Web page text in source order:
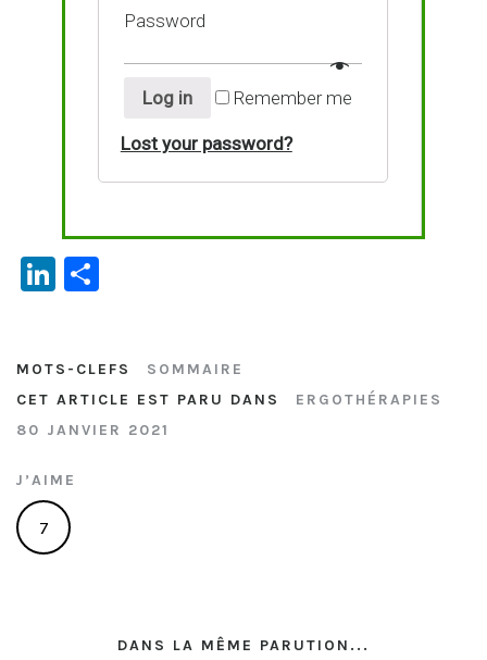
Password
Log in Remember me
Lost your password?
Li
dI
n
g
er
MOTS-CLEFS
SOMMAIRE
CET ARTICLE EST PARU DANS
ERGOTHÉRAPIES
80 JANVIER 2021
J’AIME
7
DANS LA MÊME PARUTION...